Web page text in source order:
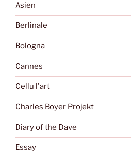
Asien
Berlinale
Bologna
Cannes
Cellu l'art
Charles Boyer Projekt
Diary of the Dave
Essay